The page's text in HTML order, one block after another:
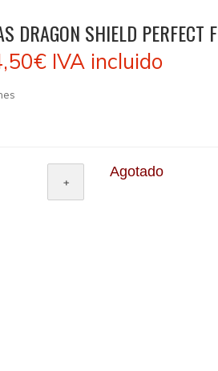
DRAGON SHIELD PERFECT
IVA incluido
Agotado